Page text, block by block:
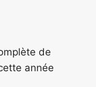
de
année